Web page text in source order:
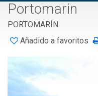
Portomarin
PORTOMARÍN
Añadido a favoritos